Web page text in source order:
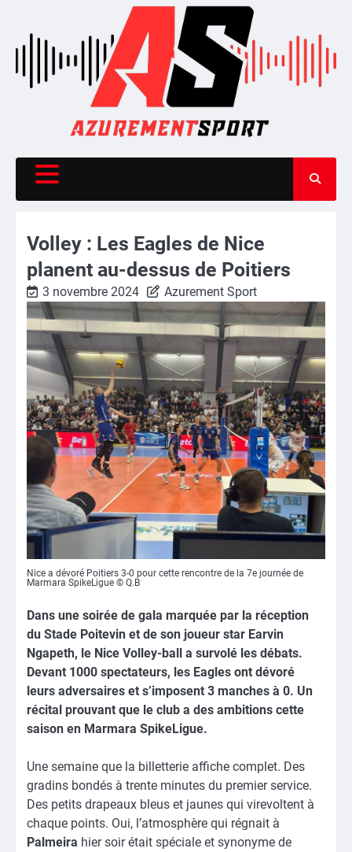
content
Volley : Les Eagles de Nice
planent au-dessus de Poitiers
3 novembre 2024 Azurement Sport
Nice a dévoré Poitiers 3-0 pour cette rencontre de la 7e journée de
Marmara SpikeLigue © Q.B
Dans une soirée de gala marquée par la réception
du Stade Poitevin et de son joueur star Earvin
Ngapeth, le Nice Volley-ball a survolé les débats.
Devant 1000 spectateurs, les Eagles ont dévoré
leurs adversaires et s’imposent 3 manches à 0. Un
récital prouvant que le club a des ambitions cette
saison en Marmara SpikeLigue.
Une semaine que la billetterie affiche complet. Des
gradins bondés à trente minutes du premier service.
Des petits drapeaux bleus et jaunes qui virevoltent à
chaque points. Oui, l’atmosphère qui régnait à
Palmeira hier soir était spéciale et synonyme de